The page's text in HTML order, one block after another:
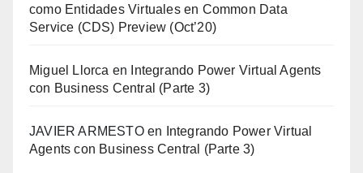
como Entidades Virtuales en Common Data
Service (CDS) Preview (Oct’20)
Miguel Llorca en
Integrando Power Virtual Agents
con Business Central (Parte 3)
JAVIER ARMESTOen
Integrando Power Virtual
Agents con Business Central (Parte 3)